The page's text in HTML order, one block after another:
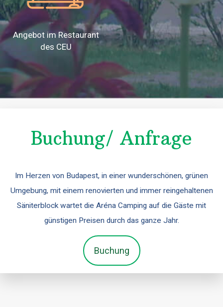
Angebot im Restaurant
des CEU
Buchung/ Anfrage
Im Herzen von Budapest, in einer wunderschönen, grünen
Umgebung, mit einem renovierten und immer reingehaltenen
Säniterblock wartet die Aréna Camping auf die Gäste mit
günstigen Preisen durch das ganze Jahr.
Buchung